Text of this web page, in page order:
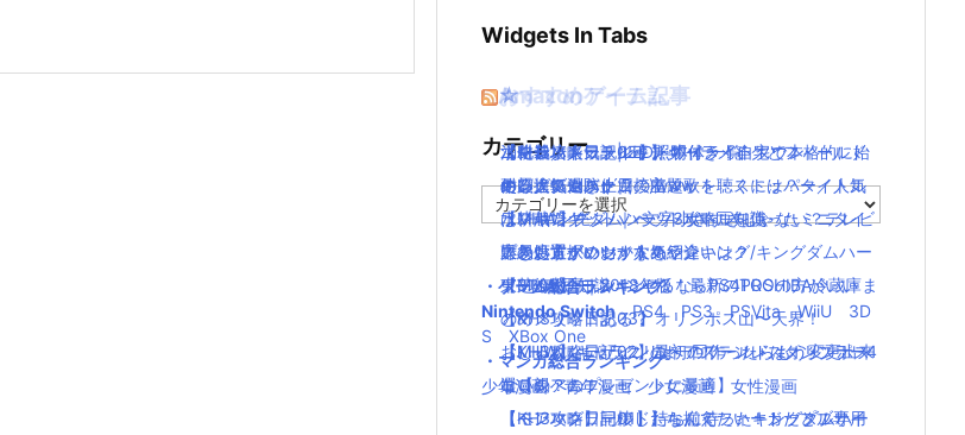
Widgets In Tabs
おすすめゲーム記事
【モンハンワールド】キャラメイクとフィールド
の顔違い過ぎ(;´Д｀)www
【MHW】モンハン文字小さすぎじゃない？テレビ
大きい方がいいかな？
【MHW】モンハンやるならPS4PROの方がいい
の？メリットある？
【MHW】キャラクリは一回作ったらもう変更出来
ないの？
【モンハンワールド】なんでフィードだとブサイ
Amazonアイテム
水耕栽培キット|LED照明付き！自宅で本格的に始
める人気セット
水耕栽培キット｜ペットボトルを使ったミニタイ
プのおすすめセットを紹介
東芝冷蔵庫｜2018年版！最新のTOSHIBA冷蔵庫ま
とめ
おしゃれなデザインのペアステンレスタンブラー4
選【親へのプレゼントに最適】
【ペアマグ】同棲したら揃えたい！カップル専用
☆
ニンテンドースイッチ 本体 一覧
使い捨てマスク
☆
消化器／人気ランキング
耐震・転倒防止用接着マット・ストッパー／人気
ランキング
応急処置グッツ／人気ランキング
☆
【KH3攻略日記05】トワイライトタウン
キングダムハーツの主題歌を聴くには？タイトル
は？/キングダムハーツ3攻略豆知識
難易度選択のおすすめや違いは？/キングダムハー
ツ3攻略豆知識
【KH3攻略日記03】オリンポス山〜天界！
【KH3攻略日記02】最初のワールドはオリンポス
コロシアム！
【KH3攻略日記01】待ちに待ったキングダムハー
カテゴリー
テ
・ゲーム総合ランキング
Nintendo Switch
PS4 PS3 PSVita WiiU
3D
S
XBox One
・マンガ総合ランキング
少年漫画
青年漫画 少女漫画 女性漫画